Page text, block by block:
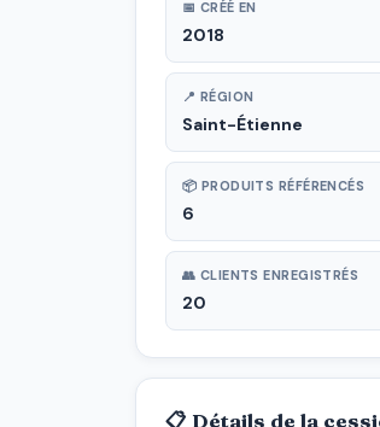
📅 CRÉÉ EN
2018
📍 RÉGION
Saint-Étienne
📦 PRODUITS RÉFÉRENCÉS
6
👥 CLIENTS ENREGISTRÉS
20
📋 Détails de la